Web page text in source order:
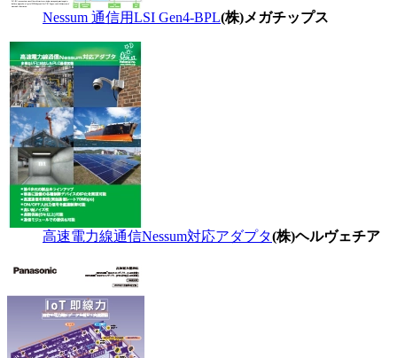
Nessum 通信用LSI Gen4-BPL(株)メガチップス
高速電力線通信Nessum対応アダプタ(株)ヘルヴェチア